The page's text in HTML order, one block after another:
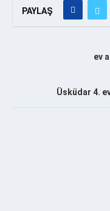
PAYLAŞ
ev
Üsküdar 4.